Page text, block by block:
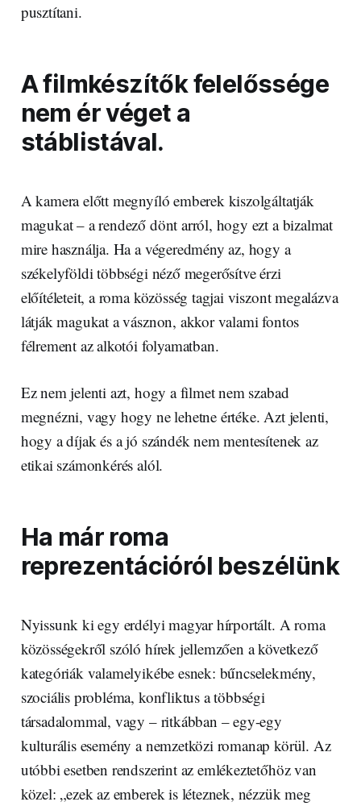
pusztítani.
A filmkészítők felelőssége
nem ér véget a
stáblistával.
A kamera előtt megnyíló emberek kiszolgáltatják
magukat – a rendező dönt arról, hogy ezt a bizalmat
mire használja. Ha a végeredmény az, hogy a
székelyföldi többségi néző megerősítve érzi
előítéleteit, a roma közösség tagjai viszont megalázva
látják magukat a vásznon, akkor valami fontos
félrement az alkotói folyamatban.
Ez nem jelenti azt, hogy a filmet nem szabad
megnézni, vagy hogy ne lehetne értéke. Azt jelenti,
hogy a díjak és a jó szándék nem mentesítenek az
etikai számonkérés alól.
Ha már roma
reprezentációról beszélünk
Nyissunk ki egy erdélyi magyar hírportált. A roma
közösségekről szóló hírek jellemzően a következő
kategóriák valamelyikébe esnek: bűncselekmény,
szociális probléma, konfliktus a többségi
társadalommal, vagy – ritkábban – egy-egy
kulturális esemény a nemzetközi romanap körül. Az
utóbbi esetben rendszerint az emlékeztetőhöz van
közel: „ezek az emberek is léteznek, nézzük meg